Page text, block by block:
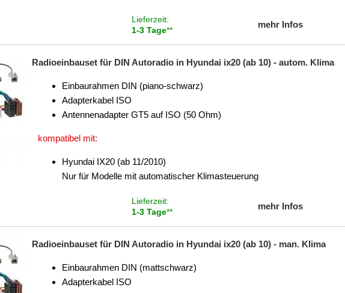
Lieferzeit:
1-3 Tage**
mehr Infos
Radioeinbauset für DIN Autoradio in Hyundai ix20 (ab 10) - autom. Klima
Einbaurahmen DIN (piano-schwarz)
Adapterkabel ISO
Antennenadapter GT5 auf ISO (50 Ohm)
kompatibel mit:
Hyundai IX20 (ab 11/2010)
Nur für Modelle mit automatischer Klimasteuerung
Lieferzeit:
1-3 Tage**
mehr Infos
Radioeinbauset für DIN Autoradio in Hyundai ix20 (ab 10) - man. Klima
Einbaurahmen DIN (mattschwarz)
Adapterkabel ISO